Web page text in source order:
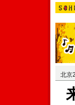
北京